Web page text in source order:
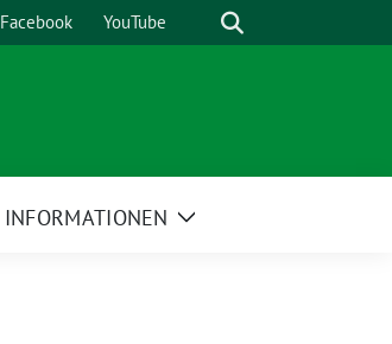
Facebook YouTube Suche
Zeige